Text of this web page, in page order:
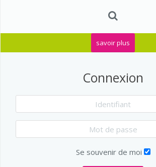
savoir plus
Connexion
Se souvenir de moi